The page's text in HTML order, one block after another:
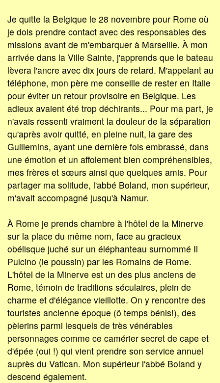
Je quitte la Belgique le 28 novembre pour Rome où
je dois prendre contact avec des responsables des
missions avant de m'embarquer à Marseille. À mon
arrivée dans la Ville Sainte, j'apprends que le bateau
lèvera l'ancre avec dix jours de retard. M'appelant au
téléphone, mon père me conseille de rester en Italie
pour éviter un retour provisoire en Belgique. Les
adieux avaient été trop déchirants... Pour ma part, je
n'avais ressenti vraiment la douleur de la séparation
qu'après avoir quitté, en pleine nuit, la gare des
Guillemins, ayant une dernière fois embrassé, dans
une émotion et un affolement bien compréhensibles,
mes frères et sœurs ainsi que quelques amis. Pour
partager ma solitude, l'abbé Boland, mon supérieur,
m'avait accompagné jusqu'à Namur.
À Rome je prends chambre à l'hôtel de la Minerve
sur la place du même nom, face au gracieux
obélisque juché sur un éléphanteau surnommé Il
Pulcino (le poussin) par les Romains de Rome.
L'hôtel de la Minerve est un des plus anciens de
Rome, témoin de traditions séculaires, plein de
charme et d'élégance vieillotte. On y rencontre des
touristes ancienne époque (ô temps bénis!), des
pèlerins parmi lesquels de très vénérables
personnages comme ce camérier secret de cape et
d'épée (oui !) qui vient prendre son service annuel
auprès du Vatican. Mon supérieur l'abbé Boland y
descend également.